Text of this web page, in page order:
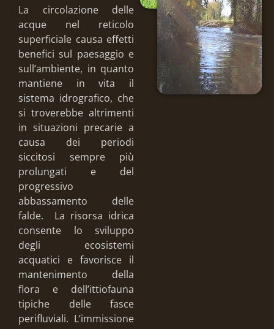
La circolazione delle
acque nel reticolo
superficiale causa effetti
benefici sul paesaggio e
sull’ambiente, in quanto
mantiene in vita il
sistema idrografico, che
si troverebbe altrimenti
in situazioni precarie a
causa dei periodi
siccitosi sempre più
prolungati e del
progressivo
abbassamento delle
falde. La risorsa idrica
consente lo sviluppo
degli ecosistemi
acquatici e favorisce il
mantenimento della
flora e dell’ittiofauna
tipiche delle fasce
perifluviali. L’immissione